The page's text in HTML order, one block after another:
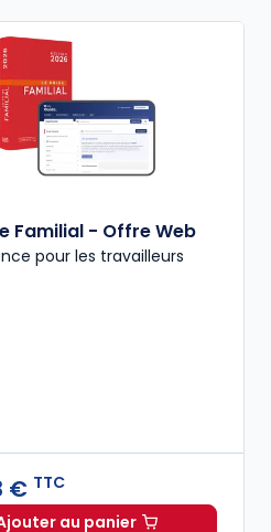
Familial - Offre Web
pour les travailleurs
€ TTC
au panier